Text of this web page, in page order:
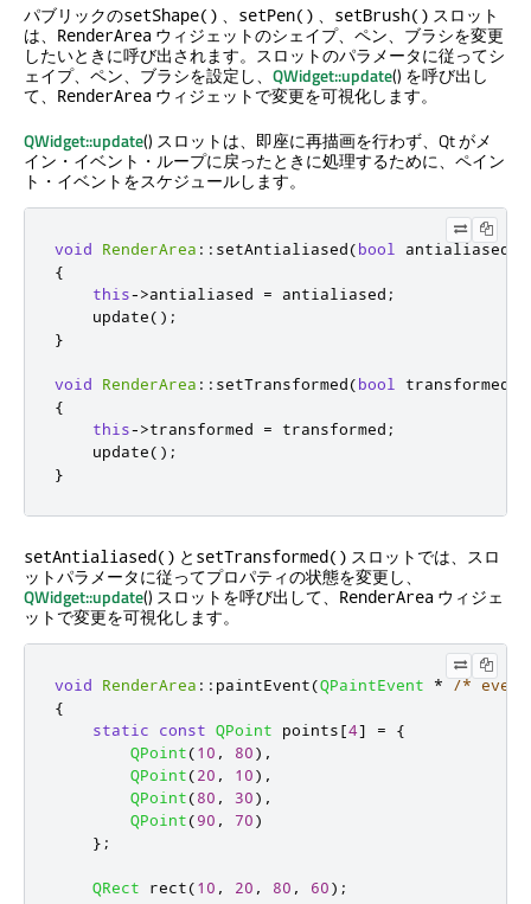
パブリックのsetShape() 、 setPen() 、 setBrush() スロット
は、 RenderArea ウィジェットのシェイプ、ペン、ブラシを変更
したいときに呼び出されます。スロットのパラメータに従ってシ
ェイプ、ペン、ブラシを設定し、 QWidget::update() を呼び出し
て、 RenderArea ウィジェットで変更を可視化します。
QWidget::update() スロットは、即座に再描画を行わず、Qt がメ
イン・イベント・ループに戻ったときに処理するために、ペイン
ト・イベントをスケジュールします。
void RenderArea :: setAntialiased(bool antialiased
{
this->antialiased = antialiased ;
    update
();
}
void RenderArea :: setTransformed(bool transformed
{
this->transformed = transformed ;
    update
();
}
setAntialiased() と setTransformed() スロットでは、スロ
ットパラメータに従ってプロパティの状態を変更し、
QWidget::update() スロットを呼び出して、 RenderArea ウィジェ
ットで変更を可視化します。
void RenderArea :: paintEvent(QPaintEvent *
/*
{
static
const QPoint points[4] =
{
QPoint(10 , 80) ,
QPoint(20 , 10) ,
QPoint(80 , 30) ,
QPoint(90 , 70)
};
QRect rect(10 , 20 , 80 , 60);